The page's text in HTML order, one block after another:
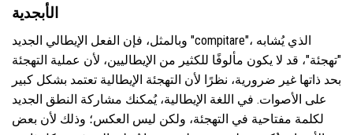
الأبجدية
وبالمثل، فإن الفعل الإيطالي الجديد "compitare"، الذي يُشابه
"تهجئة"، قد لا يكون مألوفًا للكثير من الإيطاليين، لأن عملية التهجئة
بحد ذاتها غير ضرورية، نظرًا لأن التهجئة الإيطالية تعتمد بشكل كبير
على الأصوات. في اللغة الإيطالية، يُمكنك مشاركة النطق الجديد
لكلمة مفتاحية في التهجئة، ولكن ليس العكس؛ وذلك لأن بعض